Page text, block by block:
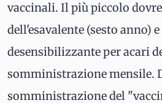
vaccinali. Il più piccolo
dell'esavalente (sesto anno)
desensibilizzante per acari
somministrazione mensile.
somministrazione del